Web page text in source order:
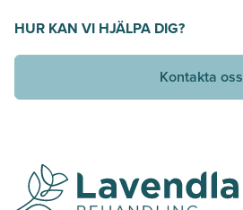
HUR KAN VI HJÄLPA DIG?
Kontakta oss